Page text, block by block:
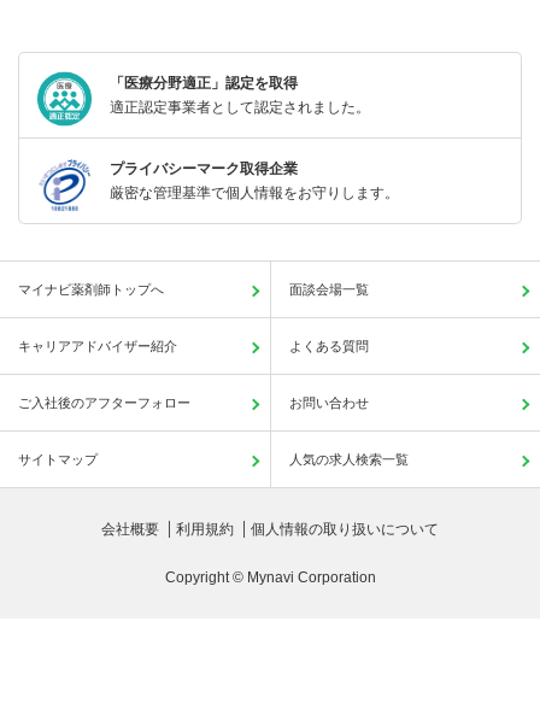
「医療分野適正」認定を取得
適正認定事業者として認定されました。
プライバシーマーク取得企業
厳密な管理基準で個人情報をお守りします。
マイナビ薬剤師トップへ 面談会場一覧
キャリアアドバイザー紹介 よくある質問
ご入社後のアフターフォロー お問い合わせ
サイトマップ 人気の求人検索一覧
会社概要 利用規約 個人情報の取り扱いについて
Copyright © Mynavi Corporation